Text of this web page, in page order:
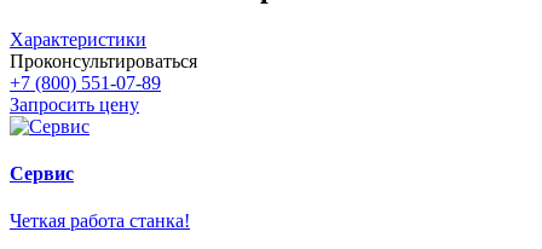
Характеристики
Проконсультироваться
+7 (800) 551-07-89
Запросить цену
Сервис
Четкая работа станка!